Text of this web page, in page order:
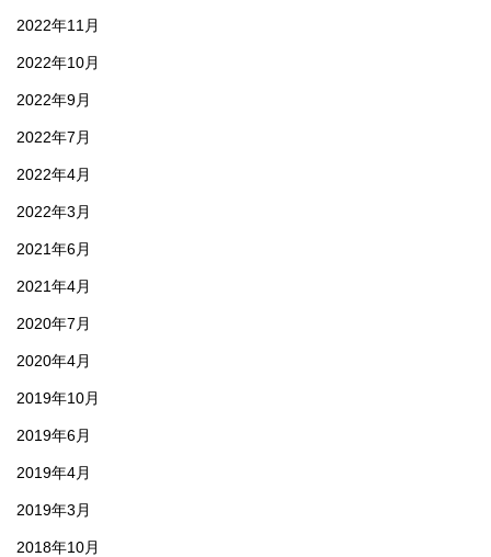
2022年11月
2022年10月
2022年9月
2022年7月
2022年4月
2022年3月
2021年6月
2021年4月
2020年7月
2020年4月
2019年10月
2019年6月
2019年4月
2019年3月
2018年10月